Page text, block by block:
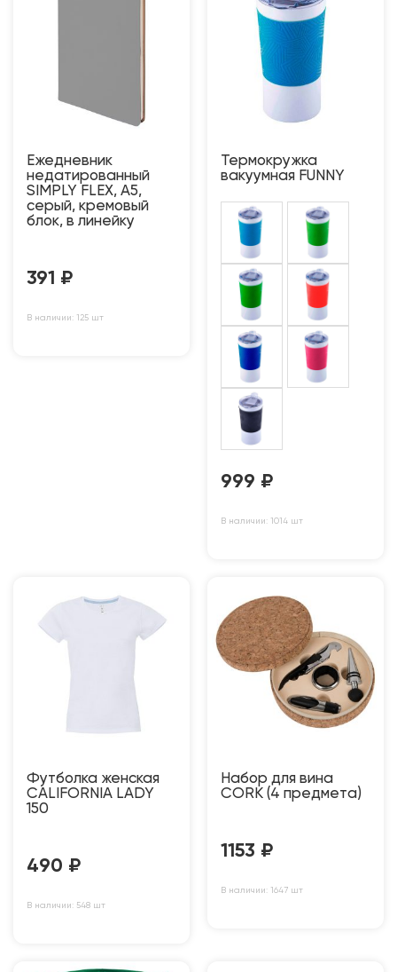
Ежедневник
недатированный
SIMPLY FLEX, А5,
серый, кремовый
блок, в линейку
391 ₽
В наличии: 125 шт
Термокружка
вакуумная FUNNY
999 ₽
В наличии: 1014 шт
Футболка женская
CALIFORNIA LADY
150
490 ₽
В наличии: 548 шт
Набор для вина
CORK (4 предмета)
1153 ₽
В наличии: 1647 шт